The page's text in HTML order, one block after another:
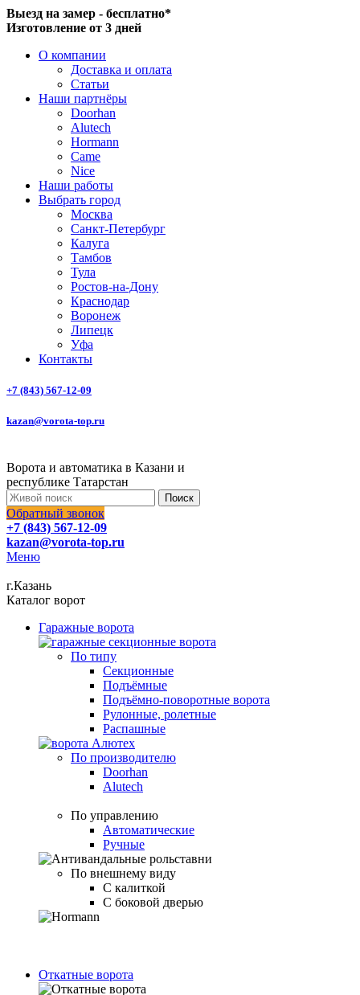
Выезд на замер - бесплатно*
Изготовление от 3 дней
О компании
Доставка и оплата
Статьи
Наши партнёры
Doorhan
Alutech
Hormann
Came
Nice
Наши работы
Выбрать город
Москва
Санкт-Петербург
Калуга
Тамбов
Тула
Ростов-на-Дону
Краснодар
Воронеж
Липецк
Уфа
Контакты
+7 (843) 567-12-09
kazan@vorota-top.ru
Ворота и автоматика в Казани и
республике Татарстан
Поиск
Обратный звонок
+7 (843) 567-12-09
kazan@vorota-top.ru
Меню
г.Казань
Каталог ворот
Гаражные ворота
По типу
Секционные
Подъёмные
Подъёмно-поворотные ворота
Рулонные, ролетные
Распашные
По производителю
Doorhan
Alutech
По управлению
Автоматические
Ручные
По внешнему виду
С калиткой
С боковой дверью
Откатные ворота